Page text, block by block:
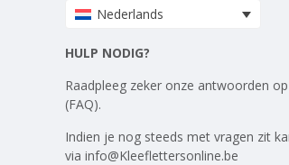
Nederlands
HULP NODIG?
Raadpleeg zeker onze antwoorden op
(FAQ).
Indien je nog steeds met vragen zit
via info@Kleeflettersonline.be